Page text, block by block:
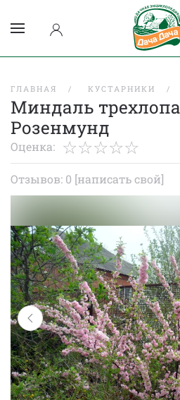
ГЛАВНАЯ КУСТАРНИКИ
Миндаль
Розенмунд
Оценка:
Отзывов: 0 [написать свой]